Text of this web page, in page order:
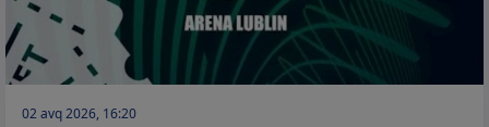
02 avq 2026, 16:20